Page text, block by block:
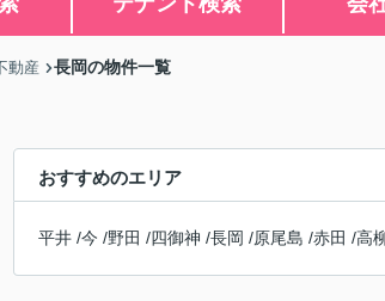
動産 長岡の物件一覧
おすすめのエリア
平井 /今 /野田 /四御神 /長岡 /原尾島 /赤田 /高